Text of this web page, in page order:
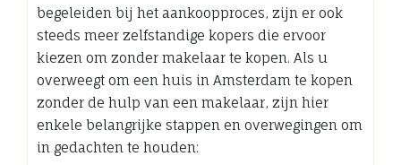
begeleiden bij het aankoopproces, zijn er ook
steeds meer zelfstandige kopers die ervoor
kiezen om zonder makelaar te kopen. Als u
overweegt om een huis in Amsterdam te kopen
zonder de hulp van een makelaar, zijn hier
enkele belangrijke stappen en overwegingen om
in gedachten te houden: